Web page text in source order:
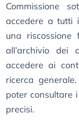
Commissione
accedere a tutti
una riscossione
all’archivio dei
accedere ai
ricerca
poter consultare
precisi.